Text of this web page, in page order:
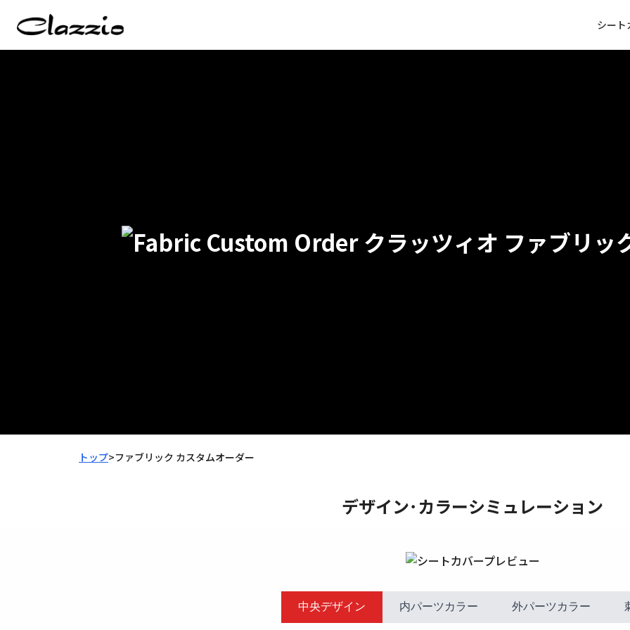
シート
クラッツィオ ファブリッ
トップ>ファブリック カスタムオーダー
デザイン･カラーシミュレーション
中央デザイン 内パーツカラー 外パーツカラー